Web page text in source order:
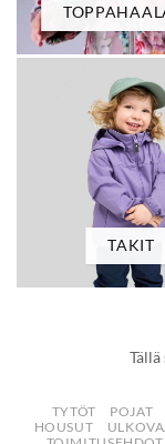
TAKIT
TYTÖT POJAT
HOUSUT